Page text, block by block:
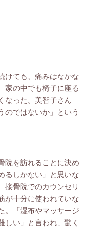
けても、痛みはなかな
家の中でも椅子に座る
なった。美智子さん
のではないか」という
院を訪れることに決め
るしかない」と思いな
接骨院でのカウンセリ
が十分に使われていな
。「湿布やマッサージ
しい」と言われ、驚く